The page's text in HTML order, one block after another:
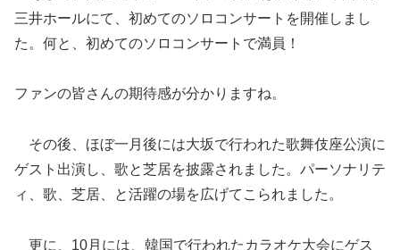
三井ホールにて、初めてのソロコンサートを開催しまし
た。 何と、初めてのソロコンサートで満員！
ファンの皆さんの期待感が分かりますね。
その後、 ほぼ一月後には大坂で行われた歌舞伎座公演に
ゲスト出演し、 歌と芝居を披露されました。パーソナリテ
ィ、歌、芝居、
と活躍の場を広げてこられました。
更に、10月には、 韓国で行われたカラオケ大会にゲス